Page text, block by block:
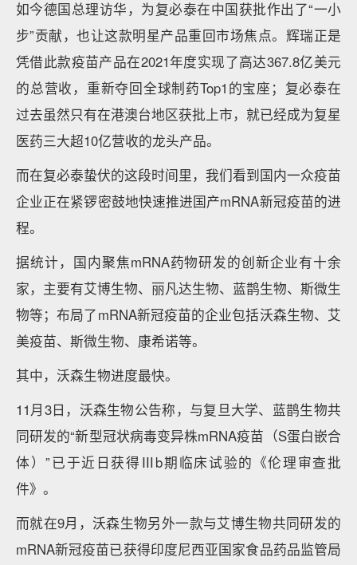
如今德国总理访华，为复必泰在中国获批作出了“一小
步”贡献，也让这款明星产品重回市场焦点。辉瑞正是
凭借此款疫苗产品在2021年度实现了高达367.8亿美元
的总营收，重新夺回全球制药Top1的宝座；复必泰在
过去虽然只有在港澳台地区获批上市，就已经成为复星
医药三大超10亿营收的龙头产品。
而在复必泰蛰伏的这段时间里，我们看到国内一众疫苗
企业正在紧锣密鼓地快速推进国产mRNA新冠疫苗的进
程。
据统计，国内聚焦mRNA药物研发的创新企业有十余
家，主要有艾博生物、丽凡达生物、蓝鹊生物、斯微生
物等；布局了mRNA新冠疫苗的企业包括沃森生物、艾
美疫苗、斯微生物、康希诺等。
其中，沃森生物进度最快。
11月3日，沃森生物公告称，与复旦大学、蓝鹊生物共
同研发的“新型冠状病毒变异株mRNA疫苗（S蛋白嵌合
体）”已于近日获得Ⅲb期临床试验的《伦理审查批
件》。
而就在9月，沃森生物另外一款与艾博生物共同研发的
mRNA新冠疫苗已获得印度尼西亚国家食品药品监管局